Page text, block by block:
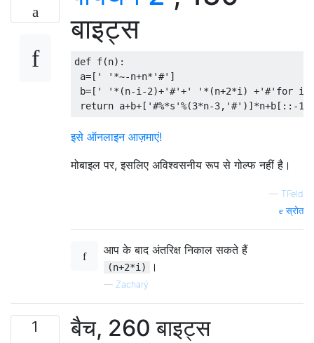
बाइट्स
def f(n):
a=[ ' ' *~-n+n* '#' ]
b=[ ' ' *(n-i-2)+'#'+' ' *(n+2*i) +'#' for i
return a+b+[ '#%*s'%(3*n-3, '#' )]*n+b [::-1
इसे ऑनलाइन आज़माएं!
मोबाइल पर, इसलिए अविश्वसनीय रूप से गोल्फ नहीं है।
— TFeld
स्रोत
आप के बाद अंतरिक्ष निकाल सकते हैं
(n+2*i) ।
— Zacharý
1 बैच, 260 बाइट्स